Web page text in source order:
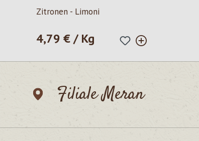
Zitronen - Limoni
Regulärer Preis:
4,79 € / Kg
Filiale Meran